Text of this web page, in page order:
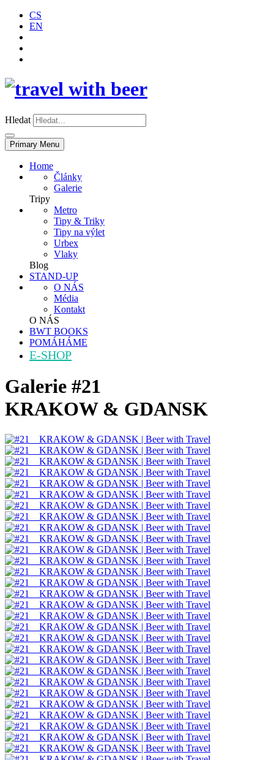
CS
EN
Hledat
Primary Menu
Home
Články
Galerie
Tripy
Metro
Tipy & Triky
Tipy na výlet
Urbex
Vlaky
Blog
STAND-UP
O NÁS
Média
Kontakt
O NÁS
BWT BOOKS
POMÁHÁME
E-SHOP
Galerie #21
KRAKOW & GDANSK